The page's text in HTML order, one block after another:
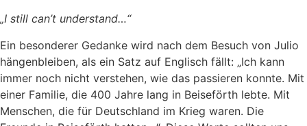
„I still can’t understand…“
Ein besonderer Gedanke wird nach dem Besuch von Julio
hängenbleiben, als ein Satz auf Englisch fällt: „Ich kann
immer noch nicht verstehen, wie das passieren konnte. Mit
einer Familie, die 400 Jahre lang in Beiseförth lebte. Mit
Menschen, die für Deutschland im Krieg waren. Die